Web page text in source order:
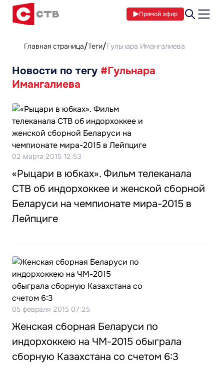
Прямой эфир
Главная страница Теги Гульнара Имангалиева
Новости по тегу #Гульнара
Имангалиева
02 марта 2015 12:53
«Рыцари в юбках». Фильм телеканала
СТВ об индорхоккее и женской сборной
Беларуси на чемпионате мира-2015 в
Лейпциге
05 февраля 2015 07:25
Женская сборная Беларуси по
индорхоккею на ЧМ-2015 обыграла
сборную Казахстана со счетом 6:3